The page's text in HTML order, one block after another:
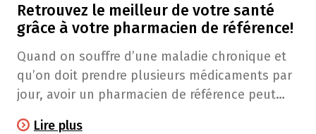
Retrouvez le meilleur de votre santé
grâce à votre pharmacien de référence!
Quand on souffre d’une maladie chronique et
qu’on doit prendre plusieurs médicaments par
jour, avoir un pharmacien de référence peut
Lire plus